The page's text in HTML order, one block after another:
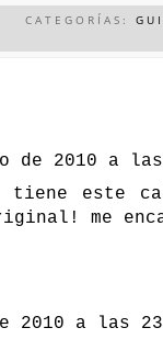
CATEGORÍAS:
de 2010 a
tiene este
me
2010 a las